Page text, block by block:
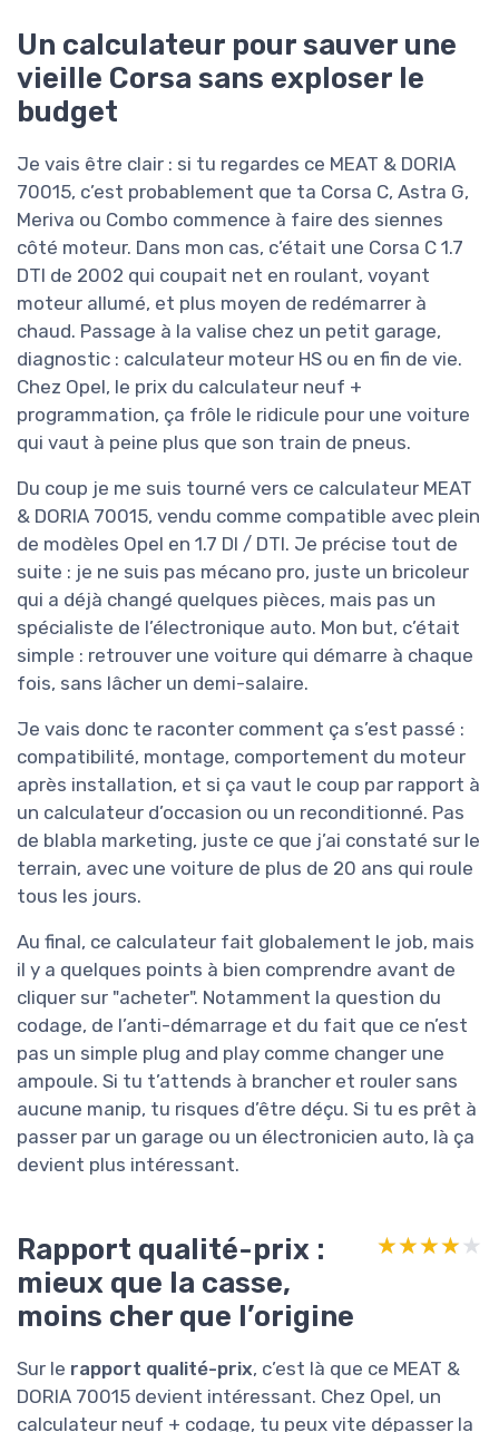
Un calculateur pour sauver une
vieille Corsa sans exploser le
budget
Je vais être clair : si tu regardes ce MEAT & DORIA
70015, c’est probablement que ta Corsa C, Astra G,
Meriva ou Combo commence à faire des siennes
côté moteur. Dans mon cas, c’était une Corsa C 1.7
DTI de 2002 qui coupait net en roulant, voyant
moteur allumé, et plus moyen de redémarrer à
chaud. Passage à la valise chez un petit garage,
diagnostic : calculateur moteur HS ou en fin de vie.
Chez Opel, le prix du calculateur neuf +
programmation, ça frôle le ridicule pour une voiture
qui vaut à peine plus que son train de pneus.
Du coup je me suis tourné vers ce calculateur MEAT
& DORIA 70015, vendu comme compatible avec plein
de modèles Opel en 1.7 DI / DTI. Je précise tout de
suite : je ne suis pas mécano pro, juste un bricoleur
qui a déjà changé quelques pièces, mais pas un
spécialiste de l’électronique auto. Mon but, c’était
simple : retrouver une voiture qui démarre à chaque
fois, sans lâcher un demi-salaire.
Je vais donc te raconter comment ça s’est passé :
compatibilité, montage, comportement du moteur
après installation, et si ça vaut le coup par rapport à
un calculateur d’occasion ou un reconditionné. Pas
de blabla marketing, juste ce que j’ai constaté sur le
terrain, avec une voiture de plus de 20 ans qui roule
tous les jours.
Au final, ce calculateur fait globalement le job, mais
il y a quelques points à bien comprendre avant de
cliquer sur "acheter". Notamment la question du
codage, de l’anti-démarrage et du fait que ce n’est
pas un simple plug and play comme changer une
ampoule. Si tu t’attends à brancher et rouler sans
aucune manip, tu risques d’être déçu. Si tu es prêt à
passer par un garage ou un électronicien auto, là ça
devient plus intéressant.
Rapport qualité-prix :
mieux que la casse,
moins cher que l’origine
★★★★★
★★★★★
Sur le rapport qualité-prix, c’est là que ce MEAT &
DORIA 70015 devient intéressant. Chez Opel, un
calculateur neuf + codage, tu peux vite dépasser la